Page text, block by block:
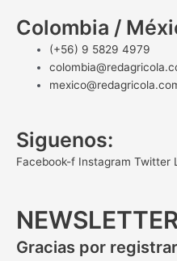
Colombia /
(+56) 9 5829 4979
Siguenos:
Facebook-f Instagram Twitter
NEWSLETTER
Gracias por